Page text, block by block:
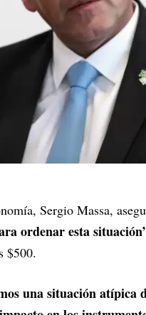
Sergio Massa,
ordenar esta
$500.
una situación atípica